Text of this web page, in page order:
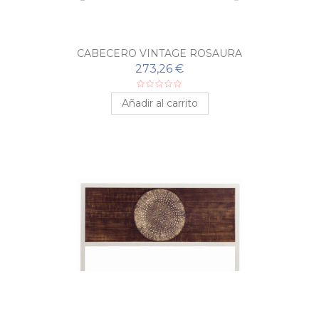
CABECERO VINTAGE ROSAURA
273,26 €
Añadir al carrito